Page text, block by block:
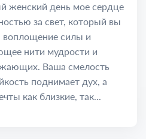
женский день мое сердце
за свет, который вы
силы и
нити мудрости и
Ваша смелость
поднимает дух, а
как близкие, так...